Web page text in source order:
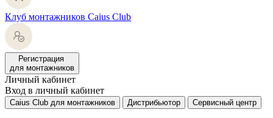
Клуб монтажников Caius Club
Регистрация
для монтажников
Личный кабинет
Вход в личный кабинет
Caius Club для монтажников Дистрибьютор Сервисный центр